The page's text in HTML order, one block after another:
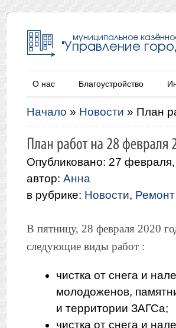
О нас Благоустройство
Начало » Новости » План
Опубликовано: 27
автор: Анна
в рубрике: Новости,
В пятницу, 28 февраля 2020
следующие виды работ :
чистка от снега и
молодоженов,
и территории ЗАГСа;
чистка от снега и